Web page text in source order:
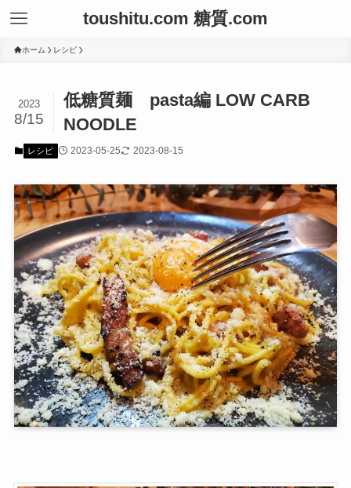
toushitu.com 糖質.com
ホーム レシピ
低糖質麺 pasta編 LOW CARB
NOODLE
2023
8/15
レシピ 2023-05-25 2023-08-15